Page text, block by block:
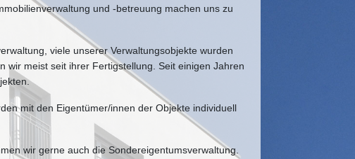
und -betreuung machen uns zu
viele unserer Verwaltungsobjekte wurden
wir meist seit ihrer Fertigstellung. Seit einigen Jahren
mit den Eigentümer/innen der Objekte individuell
wir gerne auch die Sondereigentumsverwaltung.